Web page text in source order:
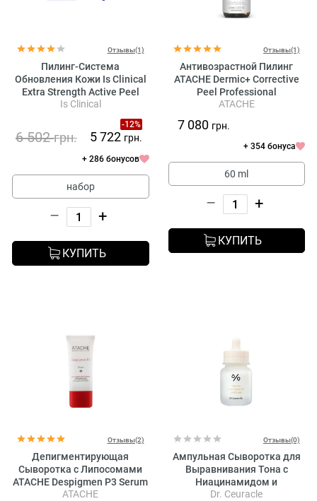
Отзывы(1)
Пилинг-Система
Обновления Кожи Is Clinical
Extra Strength Active Peel
Brightening System
Is Clinical
-12%
6 502грн. 5 722 грн.
+ 286 бонусов
набор
– +
КУПИТЬ
Отзывы(1)
Антивозрастной Пилинг
ATACHE Dermic+ Corrective
Peel Professional
ATACHE
7 080 грн.
+ 354 бонуса
60 ml
– +
КУПИТЬ
Отзывы(2)
Депигментирующая
Сыворотка с Липосомами
ATACHE Despigmen P3 Serum
ATACHE
Отзывы(0)
Ампульная Сыворотка для
Выравнивания Тона с
Ниацинамидом и
Экстрактом Риса Dr.
Dr. Ceuracle